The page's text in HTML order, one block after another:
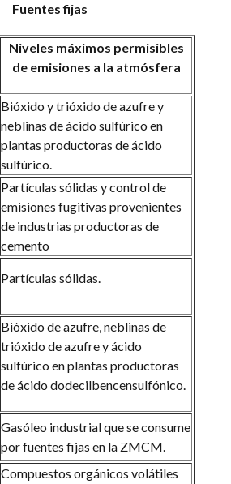
Fuentes fijas
Niveles máximos permisibles
de emisiones a la atmósfera
Bióxido y trióxido de azufre y
neblinas de ácido sulfúrico en
plantas productoras de ácido
sulfúrico.
Partículas sólidas y control de
emisiones fugitivas provenientes
de industrias productoras de
cemento
Partículas sólidas.
Bióxido de azufre, neblinas de
trióxido de azufre y ácido
sulfúrico en plantas productoras
de ácido dodecilbencensulfónico.
Gasóleo industrial que se consume
por fuentes fijas en la ZMCM.
Compuestos orgánicos volátiles